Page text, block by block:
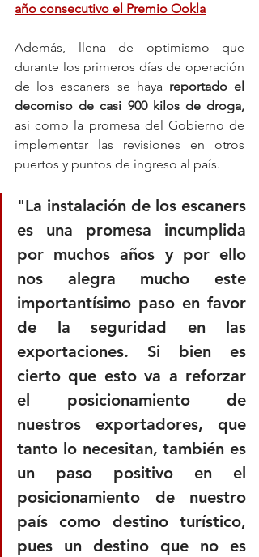
año consecutivo el Premio Ookla
Además, llena de optimismo que
durante los primeros días de operación
de los escaners se haya reportado el
decomiso de casi 900 kilos de droga,
así como la promesa del Gobierno de
implementar las revisiones en otros
puertos y puntos de ingreso al país.
"La instalación de los escaners
es una promesa incumplida
por muchos años y por ello
nos alegra mucho este
importantísimo paso en favor
de la seguridad en las
exportaciones. Si bien es
cierto que esto va a reforzar
el posicionamiento de
nuestros exportadores, que
tanto lo necesitan, también es
un paso positivo en el
posicionamiento de nuestro
país como destino turístico,
pues un destino que no es